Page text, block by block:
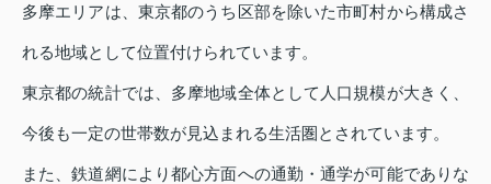
多摩エリアは、東京都のうち区部を除いた市町村から構成さ
れる地域として位置付けられています。
東京都の統計では、多摩地域全体として人口規模が大きく、
今後も一定の世帯数が見込まれる生活圏とされています。
また、鉄道網により都心方面への通勤・通学が可能でありな